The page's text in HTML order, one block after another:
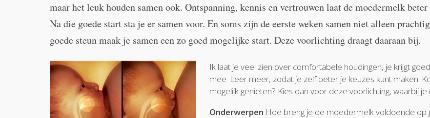
maar het leuk houden samen ook. Ontspanning, kennis en vertrouwen laat de moedermelk
Na die goede start sta je er samen voor. En soms zijn de eerste weken samen niet alleen
goede steun maak je samen een zo goed mogelijke start. Deze voorlichting draagt daaraan bij.
Ik laat je veel zien over comfortabele houdingen, je krijgt
mee. Leer meer, zodat je zelf beter je keuzes kunt maken.
mogelijk genieten? Kies dan voor deze voorlichting, waarbij
Onderwerpen Hoe breng je de moedermelk voldoende op